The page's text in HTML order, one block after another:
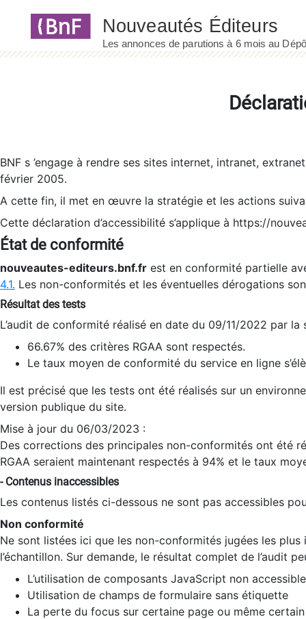
BNF s ’engage à rendre ses sites internet, intranet,
février 2005.
A cette fin, il met en œuvre la stratégie et les actions
Cette déclaration d’accessibilité s’applique à https://
État de conformité
nouveautes-editeurs.bnf.fr est en conformité partielle
4.1. Les non-conformités et les éventuelles dérogations
Résultat des tests
L’audit de conformité réalisé en date du 09/11/2022 par
66.67% des critères RGAA sont respectés.
Le taux moyen de conformité du service en ligne
Il est précisé que les tests ont été réalisés sur un
version publique du site.
Mise à jour du 06/03/2023 :
Des corrections des principales non-conformités ont été
RGAA seraient maintenant respectés à 94% et le taux
- Contenus inaccessibles
Les contenus listés ci-dessous ne sont pas accessibles
Non conformité
Ne sont listées ici que les non-conformités jugées les
l’échantillon. Sur demande, le résultat complet de l’audit
L’utilisation de composants JavaScript non
Utilisation de champs de formulaire sans étiquette
La perte du focus sur certaine page ou même